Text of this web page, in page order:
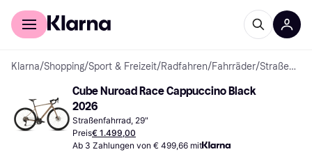
Für Shopper
Klarna/Shopping/Sport & Freizeit/Radfahren/Fahrräder/ Straßenfahrräder
Cube Nuroad Race Cappuccino Black
2026
Straßenfahrrad, 29"
Preis€ 1.499,00
Ab 3 Zahlungen von € 499,66 mit